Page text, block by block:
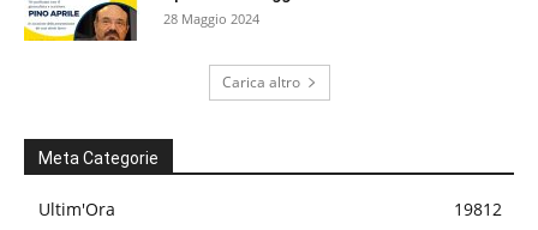
28 Maggio 2024
Carica altro
Meta Categorie
Ultim'Ora
19812